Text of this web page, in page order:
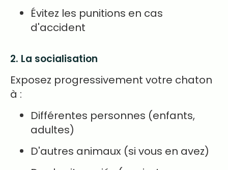
Évitez les punitions en cas
d'accident
2. La socialisation
Exposez progressivement votre chaton
à :
Différentes personnes (enfants,
adultes)
D'autres animaux (si vous en avez)